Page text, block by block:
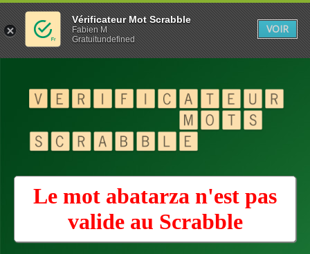
Le mot abatarza n'est pas
valide au Scrabble
Vérificateur Mot Scrabble
Fabien M
Gratuitundefined
VOIR